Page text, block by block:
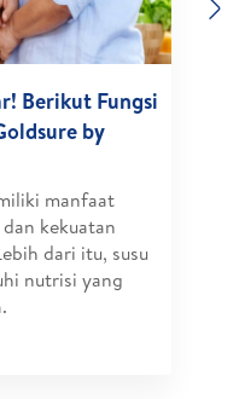
Berikut Fungsi
by
manfaat
kekuatan
dari itu, susu
nutrisi yang